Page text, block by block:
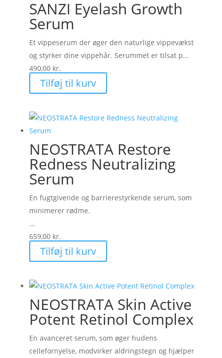
SANZI Eyelash Growth
Serum
Et vippeserum der øger den naturlige vippevækst
og styrker dine vippehår. Serummet er tilsat p...
490,00 kr.
Tilføj til kurv
NEOSTRATA Restore
Redness Neutralizing
Serum
En fugtgivende og barrierestyrkende serum, som
minimerer rødme.
...
659,00 kr.
Tilføj til kurv
NEOSTRATA Skin Active
Potent Retinol Complex
En avanceret serum, som øger hudens
cellefornyelse, modvirker aldringstegn og hjælper